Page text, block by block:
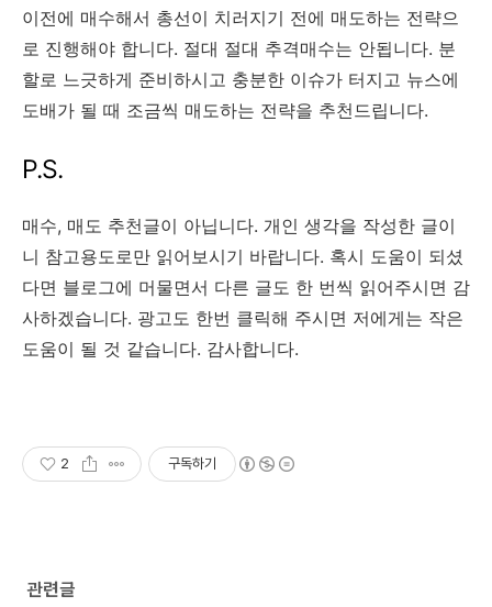
이전에 매수해서 총선이 치러지기 전에 매도하는 전략으
로 진행해야 합니다. 절대 절대 추격매수는 안됩니다. 분
할로 느긋하게 준비하시고 충분한 이슈가 터지고 뉴스에
도배가 될 때 조금씩 매도하는 전략을 추천드립니다.
P.S.
매수, 매도 추천글이 아닙니다. 개인 생각을 작성한 글이
니 참고용도로만 읽어보시기 바랍니다. 혹시 도움이 되셨
다면 블로그에 머물면서 다른 글도 한 번씩 읽어주시면 감
사하겠습니다. 광고도 한번 클릭해 주시면 저에게는 작은
도움이 될 것 같습니다. 감사합니다.
2 구독하기
관련글